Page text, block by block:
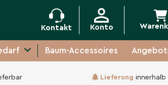
Kontakt Konto
Baum-Accessoires
Lieferung innerhalb